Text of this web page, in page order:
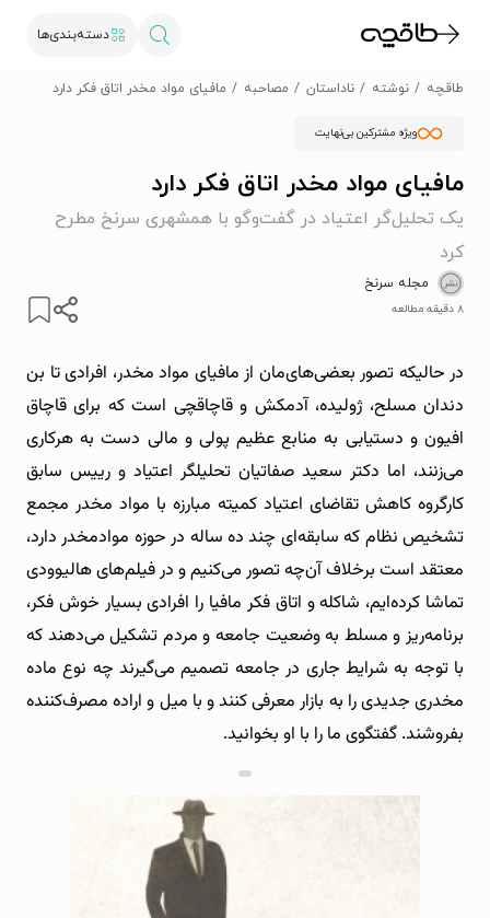
دسته‌بندی‌ها
طاقچه نوشته ناداستان مصاحبه مافیای مواد مخدر اتاق فکر دارد
ویژه مشترکین بی‌نهایت
مافیای مواد مخدر اتاق فکر دارد
یک تحلیل‌گر اعتیاد در گفت‌و‌گو با همشهری سرنخ مطرح
کرد
مجله سرنخ
۸ دقیقه مطالعه
در حالیکه تصور بعضی‌های‌مان از مافیای مواد مخدر، افرادی تا بن
دندان مسلح، ژولیده، آدمکش و قاچاقچی است که برای قاچاق
افیون و دستیابی به منابع عظیم پولی و مالی دست به هرکاری
می‌زنند، اما دکتر سعید صفاتیان تحلیلگر اعتیاد و رییس سابق
کارگروه کاهش تقاضای اعتیاد کمیته مبارزه با مواد مخدر مجمع
تشخیص نظام که سابقه‌ای چند ده ساله در حوزه موادمخدر دارد،
معتقد است برخلاف آن‌چه تصور می‌کنیم و در فیلم‌های هالیوودی
تماشا کرده‌ایم، شاکله و اتاق فکر مافیا را افرادی بسیار خوش فکر،
برنامه‌ریز و مسلط به وضعیت جامعه و مردم تشکیل می‌دهند که
با توجه به شرایط جاری در جامعه تصمیم می‌گیرند چه نوع ماده
مخدری جدیدی را به بازار معرفی کنند و با میل و اراده مصرف‌کننده
بفروشند. گفتگوی ما را با او بخوانید.